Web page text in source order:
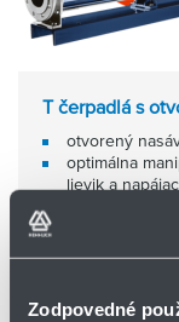
Zodpovedné
T čerpadlá s
otvorený
optimálna
lievik a
jednoduchá
Podkategórie